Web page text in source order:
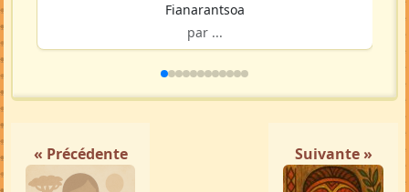
Fianarantsoa
par ...
« Précédente Suivante »